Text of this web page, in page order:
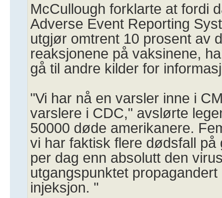
McCullough forklarte at fordi
Adverse Event Reporting
utgjør omtrent 10 prosent av
reaksjonene på vaksinene,
gå til andre kilder for
"Vi har nå en varsler inne i
varslere i CDC," avslørte
50000 døde amerikanere.
vi har faktisk flere dødsfall på
per dag enn absolutt den
utgangspunktet
injeksjon. "